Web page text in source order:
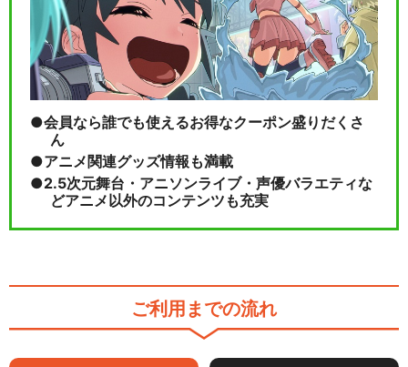
会員なら誰でも使えるお得なクーポン盛りだくさ
ん
アニメ関連グッズ情報も満載
2.5次元舞台・アニソンライブ・声優バラエティな
どアニメ以外のコンテンツも充実
ご利用までの流れ